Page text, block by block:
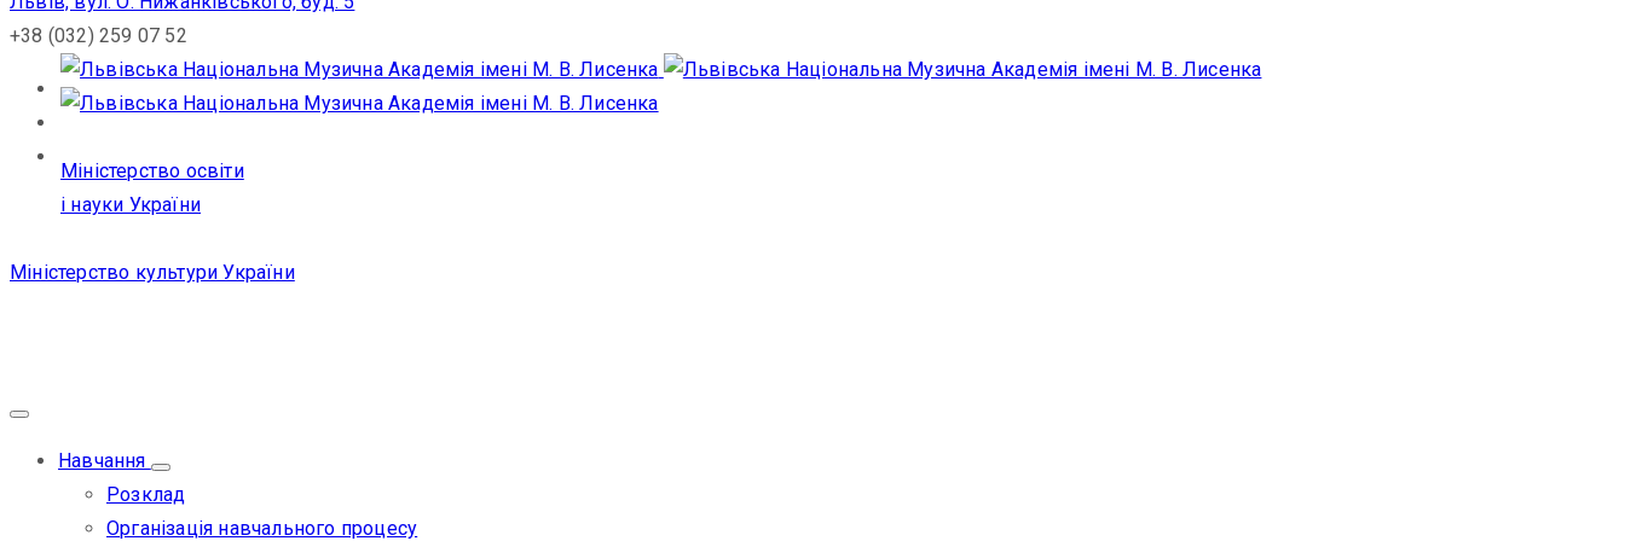
+38 (032) 259 07 52
Міністерство освіти
і науки України
Міністерство культури України
Навчання
Розклад
Організація навчального процесу